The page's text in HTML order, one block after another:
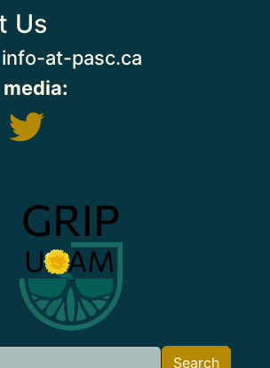
Us
info-at-pasc.ca
Search